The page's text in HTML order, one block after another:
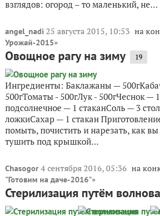
взглядов: огород – то маленький, не...
angel_nadi 25 августа 2015, 10:53 на
Урожай-2015»
Овощное рагу на зиму 19
Ингредиенты: Баклажаны —
500гТоматы - 500гЛук - 500гЧеснок —
подсолнечное — 1 стаканСоль — 3
ложкиСахар — 1 стакан
помыть, почистить и нарезать, как
тушить под крышкой...
Chasogor 4 сентября 2016, 05:36 на
"Готовим на даче-2016"»
Стерилизация путём